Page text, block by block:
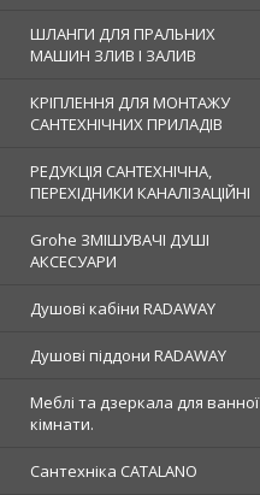
ШЛАНГИ ДЛЯ ПРАЛЬНИХ
МАШИН ЗЛИВ І ЗАЛИВ
КРІПЛЕННЯ ДЛЯ МОНТАЖУ
САНТЕХНІЧНИХ ПРИЛАДІВ
РЕДУКЦІЯ САНТЕХНІЧНА,
ПЕРЕХІДНИКИ КАНАЛІЗАЦІЙНІ
Grohe ЗМIШУВАЧI ДУШI
АКСЕСУАРИ
Душовi кабiни RADAWAY
Душовi пiддони RADAWAY
Меблi та дзеркала для ванної
кімнати.
Сантехнiка CATALANO